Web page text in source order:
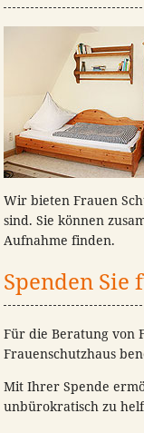
Wir bieten Frauen
sind. Sie können
Aufnahme finden.
Spenden Sie
Für die Beratung von
Frauenschutzhaus
Mit Ihrer Spende
unbürokratisch zu